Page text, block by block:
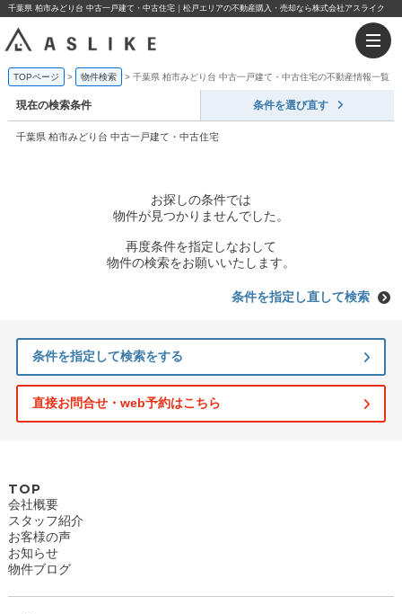
千葉県 柏市みどり台 中古一戸建て・中古住宅｜松戸エリアの不動産購入・売却なら株式会社アスライク
TOPページ 物件検索 千葉県 柏市みどり台 中古一戸建て・中古住宅の不動産情報一覧
現在の検索条件 条件を選び直す
千葉県 柏市みどり台 中古一戸建て・中古住宅
お探しの条件では
物件が見つかりませんでした。
再度条件を指定しなおして
物件の検索をお願いいたします。
条件を指定し直して検索
条件を指定して検索をする
直接お問合せ・web予約はこちら
TOP
会社概要
スタッフ紹介
お客様の声
お知らせ
物件ブログ